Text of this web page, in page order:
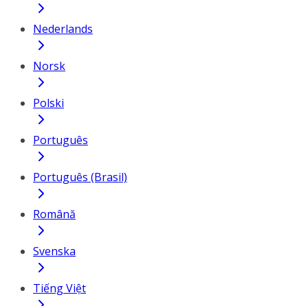
Nederlands
Norsk
Polski
Português
Português (Brasil)
Română
Svenska
Tiếng Việt